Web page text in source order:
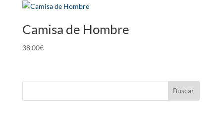
Camisa de Hombre
38,00€